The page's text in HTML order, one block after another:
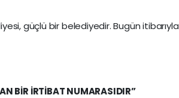
güçlü bir belediyedir. Bugün itibarıyla
BİR İRTİBAT NUMARASIDIR”